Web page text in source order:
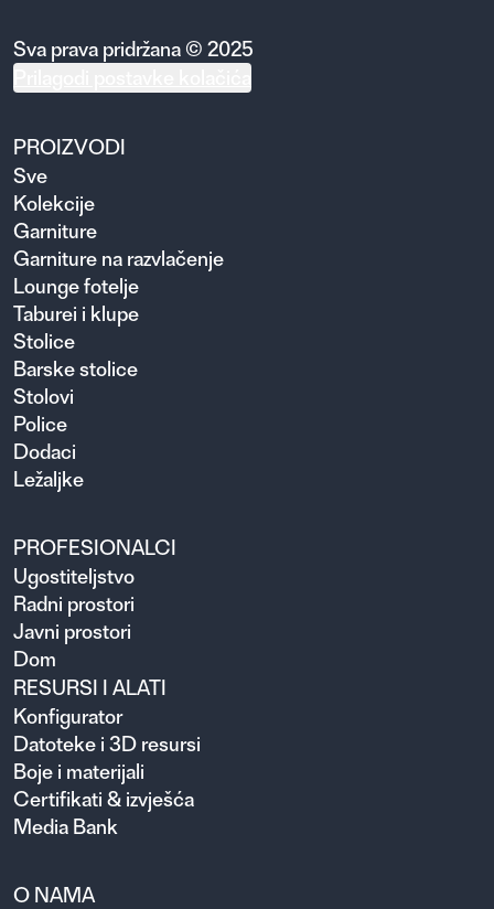
Sva prava pridržana © 2025
PROIZVODI
Sve
Kolekcije
Garniture
Garniture na razvlačenje
Lounge fotelje
Taburei i klupe
Stolice
Barske stolice
Stolovi
Police
Dodaci
Ležaljke
PROFESIONALCI
Ugosti­teljstvo
Radni prostori
Javni prostori
Dom
RESURSI I ALATI
Konfigurator
Datoteke i 3D resursi
Boje i materijali
Certifikati & izvješća
Media Bank
O NAMA